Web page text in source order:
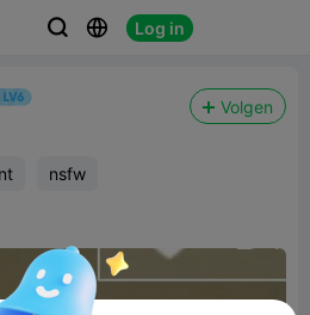
  Log in
Volgen
nsfw